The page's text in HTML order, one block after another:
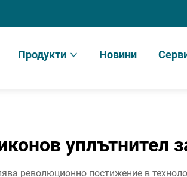
Продукти Новини
уплътнител
революционно постижение в